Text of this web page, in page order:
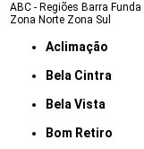
ABC - Regiões Barra Funda
Zona Norte Zona Sul
Aclimação
Bela Cintra
Bela Vista
Bom Retiro